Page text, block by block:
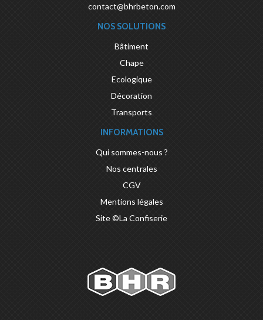
contact@bhrbeton.com
NOS SOLUTIONS
Bâtiment
Chape
Ecologique
Décoration
Transports
INFORMATIONS
Qui sommes-nous ?
Nos centrales
CGV
Mentions légales
Site ©La Confiserie